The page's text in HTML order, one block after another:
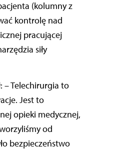
(kolumny z
kontrolę nad
pracującej
siły
– Telechirurgia to
Jest to
opieki medycznej,
od
bezpieczeństwo